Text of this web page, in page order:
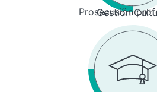
Prosecusión
Gestión